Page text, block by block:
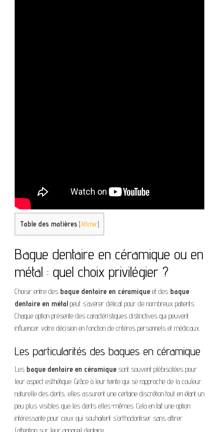
Table des matières [Afficher]
Bague dentaire en céramique ou en
métal : quel choix privilégier ?
Choisir entre des bague dentaire en céramique et des bague
dentaire en métal peut s’avérer délicat pour de nombreux patients.
Chaque option présente des caractéristiques distinctives qui peuvent
influencer votre décision en fonction de critères personnels et médicaux.
Les particularités des bagues en céramique
Les bague dentaire en céramique sont souvent plébiscitées pour
leur aspect esthétique. Grâce à leur teinte qui se rapproche de la couleur
naturelle des dents, elles assurent une certaine discrétion tout en étant un
peu plus visibles que les dents elles-mêmes. Cela en fait une option
intéressante pour ceux qui souhaitent s’orthodontiser sans attirer